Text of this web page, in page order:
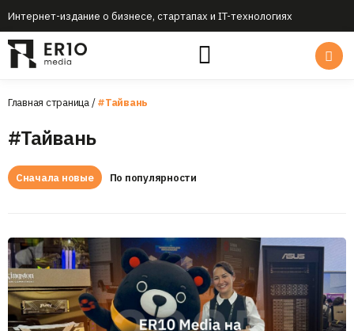
Интернет-издание о бизнесе, стартапах и IT-технологиях
Главная страница/#Тайвань
#Тайвань
Сначала новые По популярности